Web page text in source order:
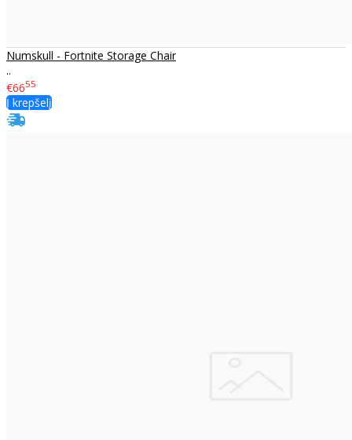
Numskull - Fortnite Storage Chair
..
€6655
Į krepšelį